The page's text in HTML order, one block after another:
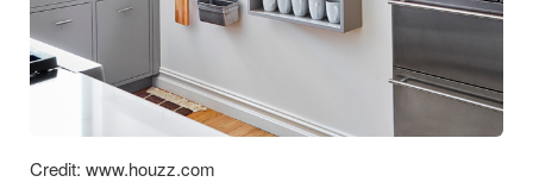
Credit: www.houzz.com